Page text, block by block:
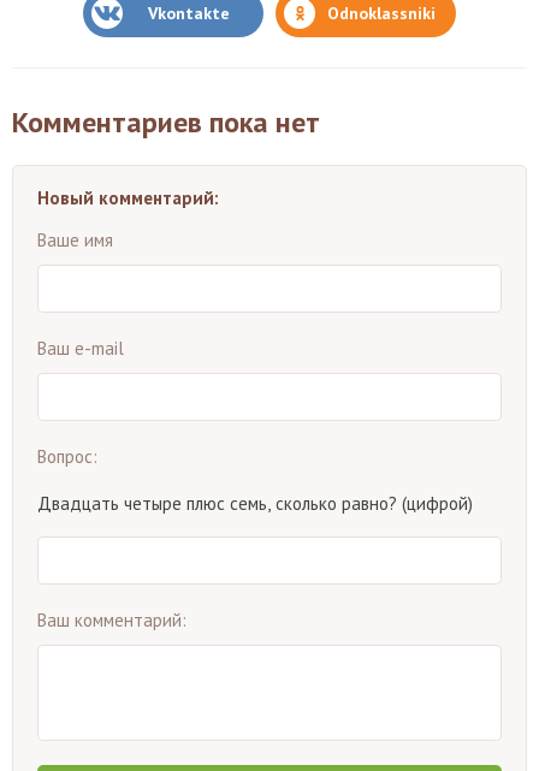
Vkontakte Odnoklassniki
Комментариев пока нет
Новый комментарий:
Ваше имя
Ваш e-mail
Вопрос:
Двадцать четыре плюс семь, сколько равно? (цифрой)
Ваш комментарий: